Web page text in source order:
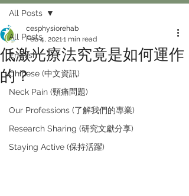
All Posts
English
Chinese (中文資訊)
Neck Pain (頸痛問題)
Our Professions (了解我們的專業)
Research Sharing (研究文獻分享)
Staying Active (保持活躍)
All Posts
低激光療法究竟是如何運作
的？
cesphysiorehab
Feb 4, 20211 min read